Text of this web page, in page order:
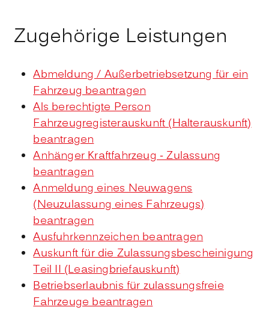
Zugehörige Leistungen
Abmeldung / Außerbetriebsetzung für ein
Fahrzeug beantragen
Als berechtigte Person
Fahrzeugregisterauskunft (Halterauskunft)
beantragen
Anhänger Kraftfahrzeug - Zulassung
beantragen
Anmeldung eines Neuwagens
(Neuzulassung eines Fahrzeugs)
beantragen
Ausfuhrkennzeichen beantragen
Auskunft für die Zulassungsbescheinigung
Teil II (Leasingbriefauskunft)
Betriebserlaubnis für zulassungsfreie
Fahrzeuge beantragen